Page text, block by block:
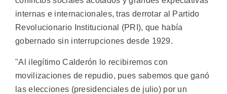
internas e internacionales, tras derrotar al Partido
Revolucionario Institucional (PRI), que había
gobernado sin interrupciones desde 1929.
"Al ilegítimo Calderón lo recibiremos con
movilizaciones de repudio, pues sabemos que ganó
las elecciones (presidenciales de julio) por un